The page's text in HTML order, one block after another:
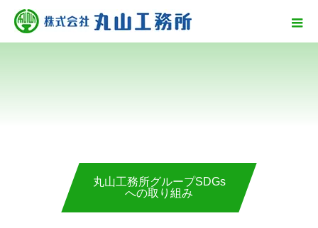
丸山工務所グループSDGs
への取り組み